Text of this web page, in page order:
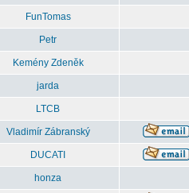
FunTomas
Petr
Kemény Zdeněk
jarda
LTCB
Vladimír Zábranský
DUCATI
honza